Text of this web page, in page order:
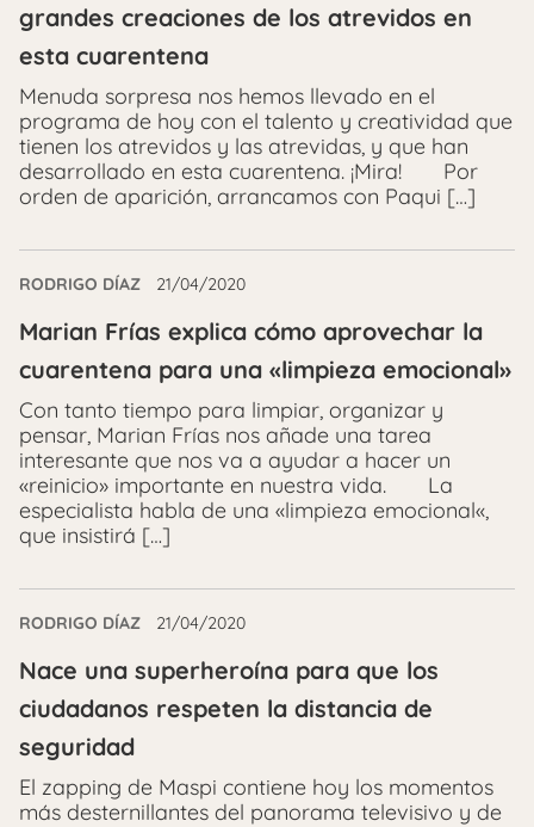
grandes creaciones de los atrevidos en
esta cuarentena
Menuda sorpresa nos hemos llevado en el
programa de hoy con el talento y creatividad que
tienen los atrevidos y las atrevidas, y que han
desarrollado en esta cuarentena. ¡Mira! Por
orden de aparición, arrancamos con Paqui […]
RODRIGO DÍAZ 21/04/2020
Marian Frías explica cómo aprovechar la
cuarentena para una «limpieza emocional»
Con tanto tiempo para limpiar, organizar y
pensar, Marian Frías nos añade una tarea
interesante que nos va a ayudar a hacer un
«reinicio» importante en nuestra vida. La
especialista habla de una «limpieza emocional«,
que insistirá […]
RODRIGO DÍAZ 21/04/2020
Nace una superheroína para que los
ciudadanos respeten la distancia de
seguridad
El zapping de Maspi contiene hoy los momentos
más desternillantes del panorama televisivo y de